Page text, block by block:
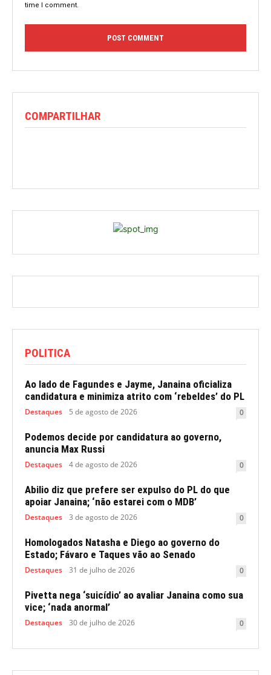
time I comment.
COMPARTILHAR
POLITICA
Ao lado de Fagundes e Jayme, Janaina oficializa
candidatura e minimiza atrito com ‘rebeldes’ do PL
Destaques 5 de agosto de 2026 0
Podemos decide por candidatura ao governo,
anuncia Max Russi
Destaques 4 de agosto de 2026 0
Abilio diz que prefere ser expulso do PL do que
apoiar Janaina; ‘não estarei com o MDB’
Destaques 3 de agosto de 2026 0
Homologados Natasha e Diego ao governo do
Estado; Fávaro e Taques vão ao Senado
Destaques 31 de julho de 2026 0
Pivetta nega ‘suicídio’ ao avaliar Janaina como sua
vice; ‘nada anormal’
Destaques 30 de julho de 2026 0